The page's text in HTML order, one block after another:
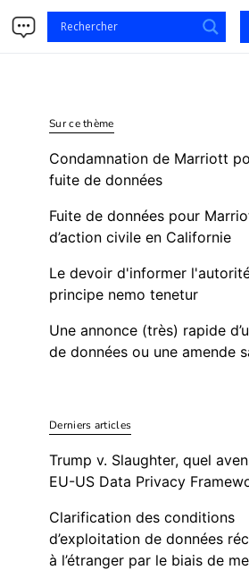
Sur ce thème
Condamnation de Marriott
fuite de données
Fuite de données pour
d’action civile en Californie
Le devoir d'informer
principe nemo tenetur
Une annonce (très) rapide
de données ou une amende
Derniers articles
Trump v. Slaughter, quel
EU-US Data Privacy
Clarification des conditions
d’exploitation de données
à l’étranger par le biais de